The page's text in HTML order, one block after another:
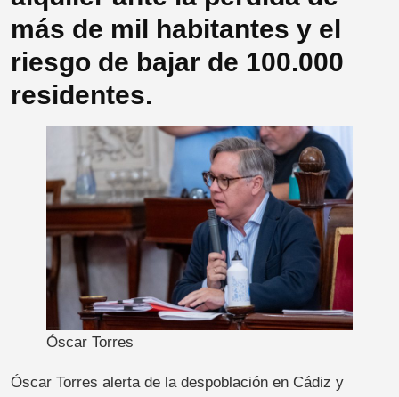
más de mil habitantes y el
riesgo de bajar de 100.000
residentes.
Óscar Torres
Óscar Torres alerta de la despoblación en Cádiz y